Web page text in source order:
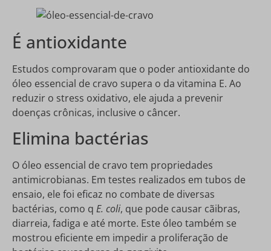
É antioxidante
Estudos comprovaram que o poder antioxidante do
óleo essencial de cravo supera o da vitamina E. Ao
reduzir o stress oxidativo, ele ajuda a prevenir
doenças crônicas, inclusive o câncer.
Elimina bactérias
O óleo essencial de cravo tem propriedades
antimicrobianas. Em testes realizados em tubos de
ensaio, ele foi eficaz no combate de diversas
bactérias, como q E. coli, que pode causar cãibras,
diarreia, fadiga e até morte. Este óleo também se
mostrou eficiente em impedir a proliferação de